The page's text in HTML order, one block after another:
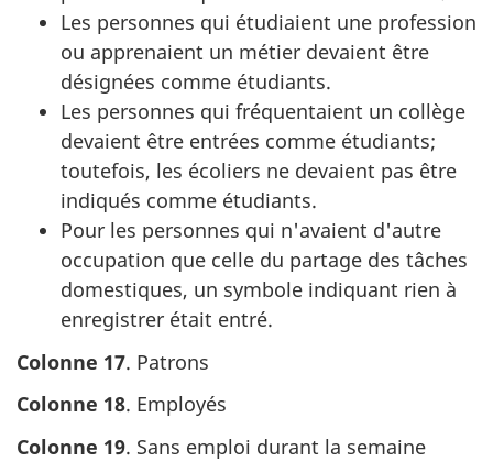
Les personnes qui étudiaient une profession
ou apprenaient un métier devaient être
désignées comme étudiants.
Les personnes qui fréquentaient un collège
devaient être entrées comme étudiants;
toutefois, les écoliers ne devaient pas être
indiqués comme étudiants.
Pour les personnes qui n'avaient d'autre
occupation que celle du partage des tâches
domestiques, un symbole indiquant rien à
enregistrer était entré.
Colonne 17. Patrons
Colonne 18. Employés
Colonne 19. Sans emploi durant la semaine